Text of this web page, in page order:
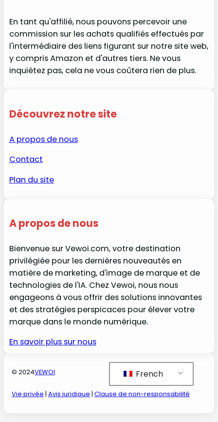
En tant qu'affilié, nous pouvons percevoir une
commission sur les achats qualifiés effectués par
l'intermédiaire des liens figurant sur notre site web,
y compris Amazon et d'autres tiers. Ne vous
inquiétez pas, cela ne vous coûtera rien de plus.
Découvrez notre site
A propos de nous
Contact
Plan du site
A propos de nous
Bienvenue sur Vewoi.com, votre destination
privilégiée pour les dernières nouveautés en
matière de marketing, d'image de marque et de
technologies de l'IA. Chez Vewoi, nous nous
engageons à vous offrir des solutions innovantes
et des stratégies perspicaces pour élever votre
marque dans le monde numérique.
En savoir plus sur nous
© 2024VEWOI French
Vie privée | Avis juridique | Clause de non-responsabilité